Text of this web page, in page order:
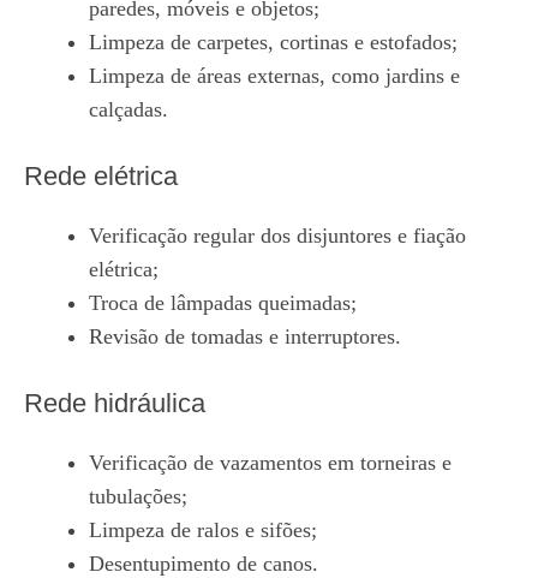
paredes, móveis e objetos;
Limpeza de carpetes, cortinas e estofados;
Limpeza de áreas externas, como jardins e
calçadas.
Rede elétrica
Verificação regular dos disjuntores e fiação
elétrica;
Troca de lâmpadas queimadas;
Revisão de tomadas e interruptores.
Rede hidráulica
Verificação de vazamentos em torneiras e
tubulações;
Limpeza de ralos e sifões;
Desentupimento de canos.